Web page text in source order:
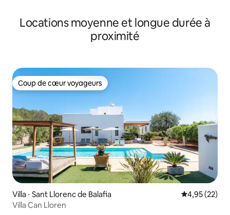
Locations moyenne et longue durée à
proximité
Coup de cœur voyageurs
Coup de cœur voyageurs
Villa ⋅ Sant Llorenc de Balafia Évaluation
4,95 (22)
Villa Can Lloren